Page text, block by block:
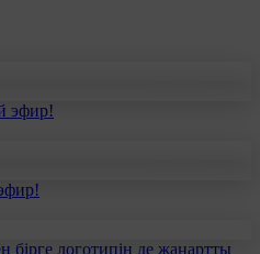
эфир!
бірге логотипін де жаңартты